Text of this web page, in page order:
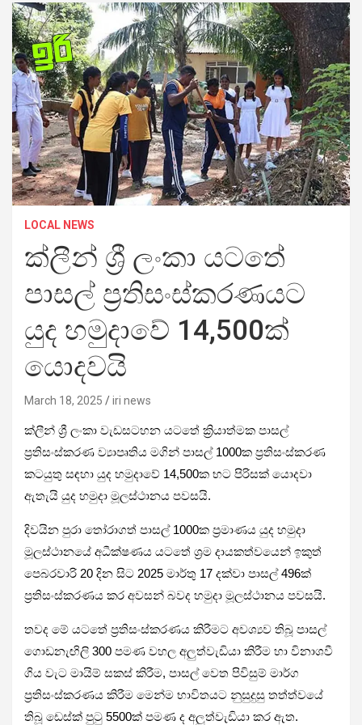
LOCAL NEWS
ක්ලීන් ශ්‍රී ලංකා යටතේ
පාසල් ප්‍රතිසංස්කරණයට
යුද හමුදාවේ 14,500ක්
යොදවයි
March 18, 2025 iri news
ක්ලීන් ශ්‍රී ලංකා වැඩසටහන යටතේ ක්‍රියාත්මක පාසල්
ප්‍රතිසංස්කරණ ව්‍යාපෘතිය මගින් පාසල් 1000ක ප්‍රතිසංස්කරණ
කටයුතු සඳහා යුද හමුදාවේ 14,500ක භට පිරිසක් යොදවා
ඇතැයි යුද හමුදා මූලස්ථානය පවසයි.
දිවයින පුරා තෝරාගත් පාසල් 1000ක ප්‍රමාණය යුද හමුදා
මූලස්ථානයේ අධීක්ෂණය යටතේ ශ්‍රම දායකත්වයෙන් ඉකුත්
පෙබරවාරි 20 දින සිට 2025 මාර්තු 17 දක්වා පාසල් 496ක්
ප්‍රතිසංස්කරණය කර අවසන් බවද හමුදා මූලස්ථානය පවසයි.
තවද මේ යටතේ ප්‍රතිසංස්කරණය කිරීමට අවශ්‍යව තිබූ පාසල්
ගොඩනැඟිලි 300 පමණ වහල අලුත්වැඩියා කිරීම හා විනාශවී
ගිය වැට මායිම් සකස් කිරීම, පාසල් වෙත පිවිසුම් මාර්ග
ප්‍රතිසංස්කරණය කිරීම මෙන්ම භාවිතයට නුසුදුසු තත්ත්වයේ
තිබූ ඩෙස්ක් පුටු 5500ක් පමණ ද අලුත්වැඩියා කර ඇත.